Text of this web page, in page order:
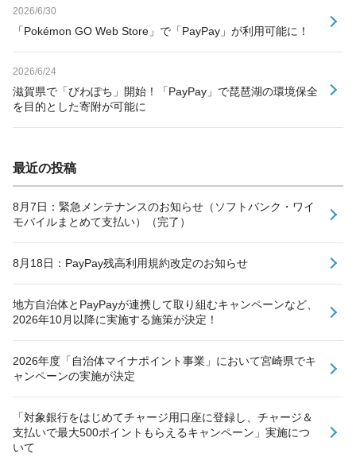
2026/6/30
「Pokémon GO Web Store」で「PayPay」が利用可能に！
2026/6/24
滋賀県で「びわぽち」開始！「PayPay」で琵琶湖の環境保全
を目的とした寄附が可能に
最近の投稿
8月7日：緊急メンテナンスのお知らせ（ソフトバンク・ワイ
モバイルまとめて支払い）（完了）
8月18日：PayPay残高利用規約改定のお知らせ
地方自治体とPayPayが連携して取り組むキャンペーンなど、
2026年10月以降に実施する施策が決定！
2026年度「自治体マイナポイント事業」において宮崎県でキ
ャンペーンの実施が決定
「対象銀行をはじめてチャージ用口座に登録し、チャージ＆
支払いで最大500ポイントもらえるキャンペーン」実施につ
いて